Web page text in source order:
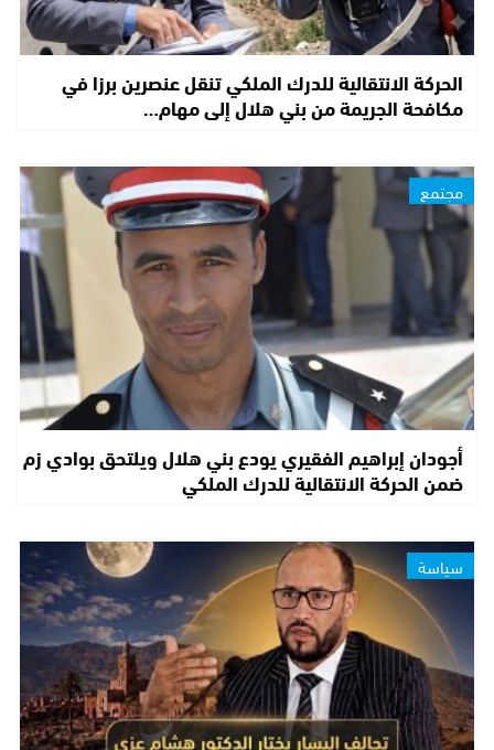
الحركة الانتقالية للدرك الملكي تنقل عنصرين برزا في
مكافحة الجريمة من بني هلال إلى مهام…
مجتمع
أجودان إبراهيم الفقيري يودع بني هلال ويلتحق بوادي زم
ضمن الحركة الانتقالية للدرك الملكي
سياسة